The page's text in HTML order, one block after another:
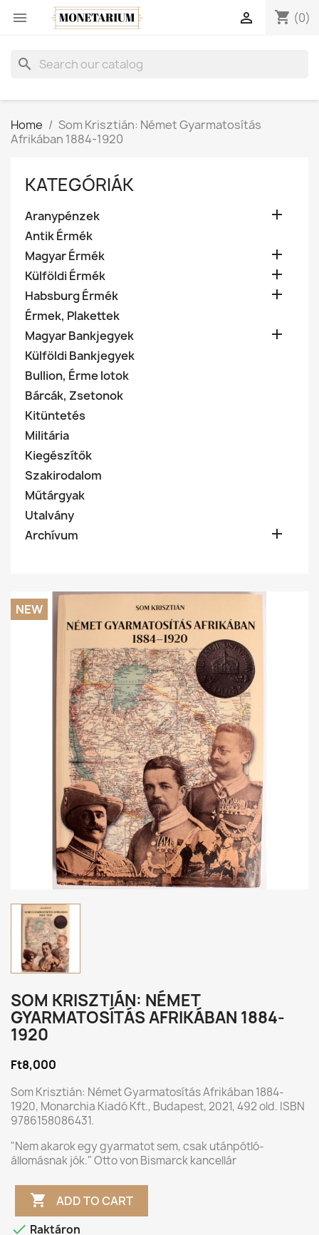
 shopping_cart (0)

search
Home
Som Krisztián: Német Gyarmatosítás
Afrikában 1884-1920
KATEGÓRIÁK
Aranypénzek 
Antik Érmék
Magyar Érmék

Külföldi Érmék 
Habsburg Érmék 
Érmek, Plakettek
Magyar Bankjegyek

Külföldi Bankjegyek
Bullion, Érme lotok
Bárcák, Zsetonok
Kitüntetés
Militária
Kiegészítők
Szakirodalom
Műtárgyak
Utalvány
Archívum

NEW
SOM KRISZTIÁN: NÉMET
GYARMATOSÍTÁS AFRIKÁBAN 1884-
1920
Ft8,000
Som Krisztián: Német Gyarmatosítás Afrikában 1884-
1920, Monarchia Kiadó Kft., Budapest, 2021, 492 old. ISBN
9786158086431.
"Nem akarok egy gyarmatot sem, csak utánpótló-
állomásnak jók." Otto von Bismarck kancellár
 ADD TO CART
 Raktáron